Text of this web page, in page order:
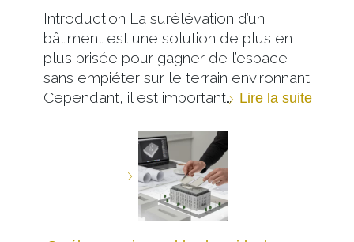
Introduction La surélévation d’un
bâtiment est une solution de plus en
plus prisée pour gagner de l’espace
sans empiéter sur le terrain environnant.
Cependant, il est important… Lire la suite